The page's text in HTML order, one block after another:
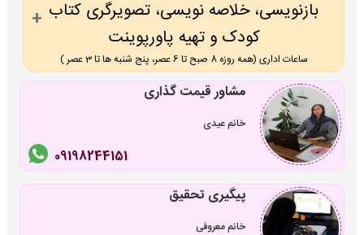
بازنویسی، خلاصه نویسی، تصویرگری کتاب
کودک و تهیه پاورپوینت
ساعات اداری (همه روزه 8 صبح تا 6 عصر، پنج شنبه ها تا 3 عصر )
مشاور قیمت گذاری
خانم عیدی
09198244151
پیگیری تحقیق
خانم معروفی